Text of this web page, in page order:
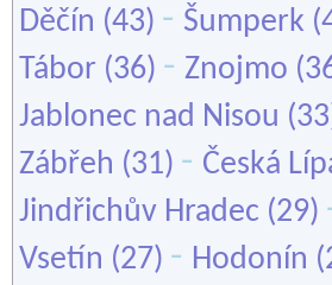
Děčín (43) - Šumperk
Tábor (36) - Znojmo
Jablonec nad Nisou
Zábřeh (31) - Česká
Jindřichův Hradec (29)
Vsetín (27) - Hodonín